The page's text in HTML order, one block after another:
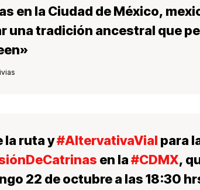
en la Ciudad de México,
una tradición ancestral que
la ruta y#AltervativaVial para
en la#CDMX,
22 de octubre a las 18:30